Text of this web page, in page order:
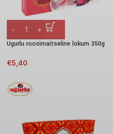
Ugurlu roosimaitseline lokum 350g
€5,40